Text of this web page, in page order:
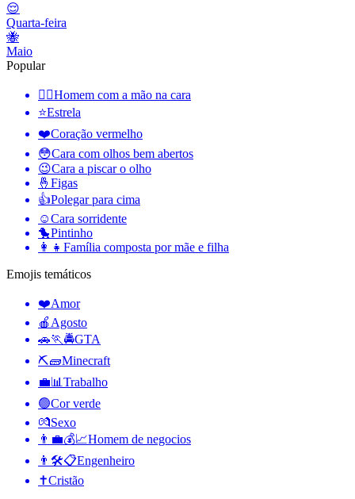
😌
Quarta-feira
🐝
Maio
Popular
🤦‍♂️Homem com a mão na cara
⭐Estrela
❤️Coração vermelho
😳Cara com olhos bem abertos
😉Cara a piscar o olho
🤞 Figas
👍Polegar para cima
☺️Cara sorridente
🐤Pintinho
👩‍👧 Família composta por mãe e filha
Emojis temáticos
❤️Amor
🍎 Agosto
🚗🏃🚔GTA
⛏🧱Minecraft
💼📊 Trabalho
🟢Cor verde
💏Sexo
👨‍💼💰📈Homem de negocios
👨🛠📋Engenheiro
✝️Cristão